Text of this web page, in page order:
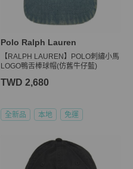
Polo Ralph Lauren
【RALPH LAUREN】POLO刺繡小馬
LOGO鴨舌棒球帽(仿舊牛仔藍)
TWD 2,680
全新品 本地 免運